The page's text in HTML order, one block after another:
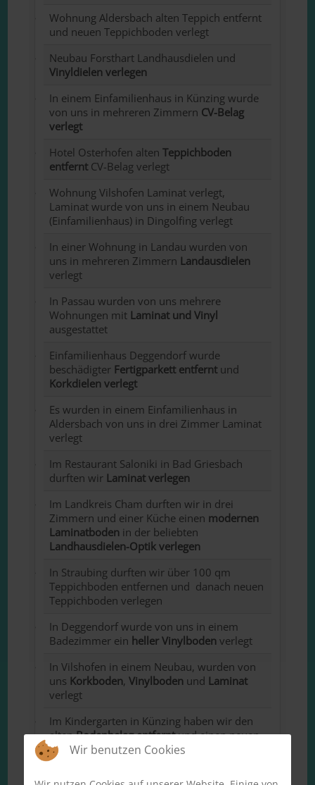
Wohnung Aldersbach alten Teppich entfernt
und neuen Teppichboden verlegt
Neubau Forsthart Landhausdielen und
Vinyldielen verlegen
In einem Einfamilienhaus in Künzing wurde
von uns in mehreren Zimmern CV-Belag
verlegt
Hotel Osterhofen altenTeppichboden
entfernt CV-Belag verlegt
Wohnung Vilshofen Laminat verlegt,
Laminat wurde von uns in einem Neubau
(Einfamilienhaus) in Dingolfing verlegt
In einer Wohnung in Landau wurden von
uns in mehreren Zimmern Landausdielen
verlegt
In Passau wurden von uns mehrere
Wohnungen mit Laminat und Vinyl
ausgestattet
Einfamilienhaus Deggendorf wurde
beschädigter Fertigparkett entfernt und
Korkdielen verlegt
Es wurden in einem Einfamilienhaus in
Aldersbach von uns in drei Zimmer Laminat
verlegt
Im Restaurant Saloniki in Bad Griesbach
durften wir Laminat verlegen
Im Landkreis Cham durften wir in drei
Zimmern und einer Küche einen modernen
Laminatboden in der beliebten
Landhausdielen-Optik verlegen
In Straubing durften wir über 100 qm
Teppichboden entfernen und danach neuen
Teppichboden verlegen
In Deggendorf wurde von uns in einem
Badezimmer ein heller Vinylboden verlegt
In Vilshofen in einem Neubau, wurden von
uns Korkboden,Vinylboden und Laminat
verlegt
Im Kindergarten in Künzing haben wir den
altenBodenbelag entferntund einen neuen
Kunststoffbodenverlegt
Wir benutzen Cookies